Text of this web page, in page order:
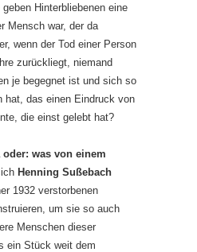
Hinterbliebenen eine
Mensch war, der da
wenn der Tod einer Person
zurückliegt, niemand
je begegnet ist und sich so
hat, das einen Eindruck von
die einst gelebt hat?
oder: was von einem
Henning Sußebach
1932 verstorbenen
um sie so auch
Menschen dieser
ein Stück weit dem